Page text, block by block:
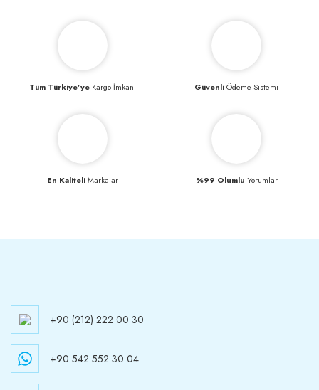
Tüm Türkiye’yeKargo İmkanı GüvenliÖdeme Sistemi
En KaliteliMarkalar %99 Olumlu Yorumlar
+90 (212) 222 00 30
+90 542 552 30 04